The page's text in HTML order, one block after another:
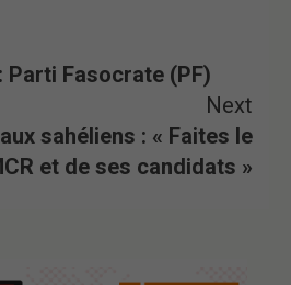
Parti Fasocrate (PF)
Next
sahéliens : « Faites le
et de ses candidats »